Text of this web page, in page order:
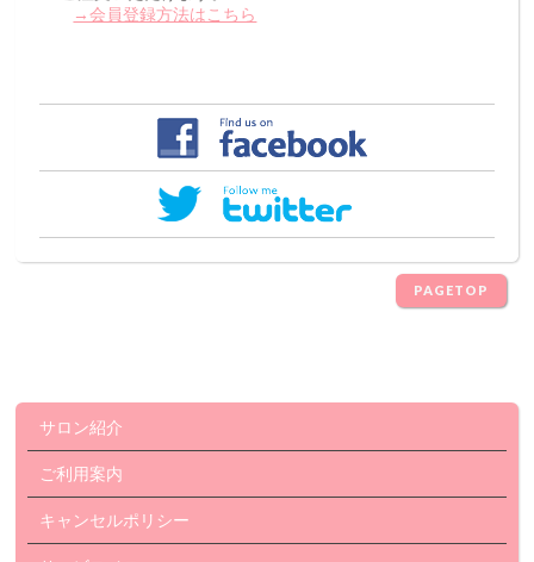
→会員登録方法はこちら
PAGETOP
サロン紹介
ご利用案内
キャンセルポリシー